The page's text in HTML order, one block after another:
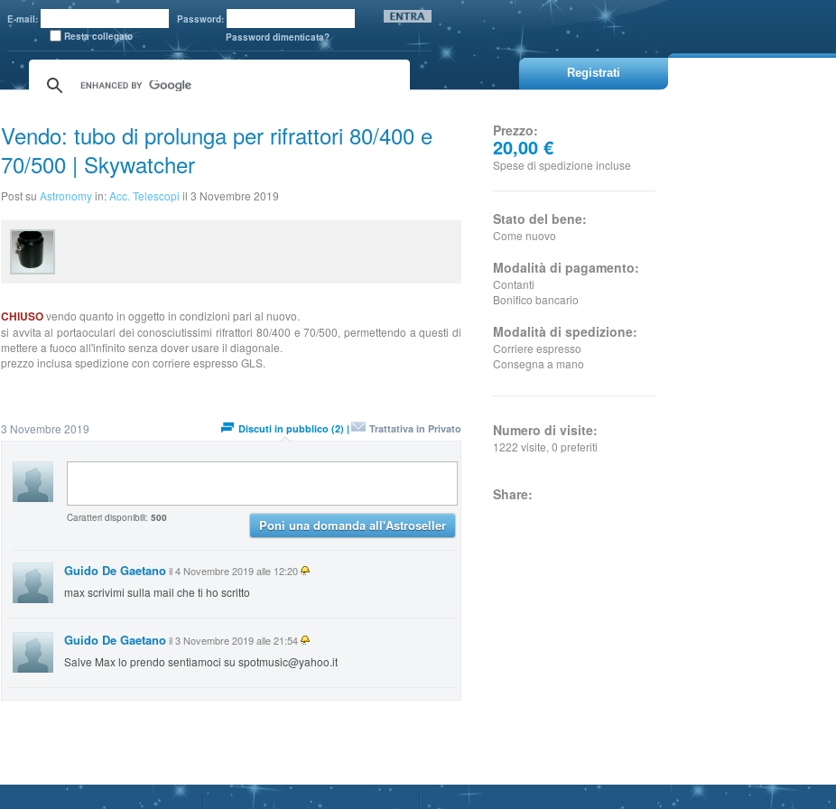
E-mail:
Password:
Resta collegato
Password dimenticata?
Registrati
Vendo: tubo di prolunga per rifrattori 80/400 e
70/500 | Skywatcher
Post su Astronomyin:Acc. Telescopi il 3 Novembre 2019
CHIUSOvendo quanto in oggetto in condizioni pari al nuovo.
si avvita al portaoculari dei conosciutissimi rifrattori 80/400 e 70/500, permettendo a questi di
mettere a fuoco all'infinito senza dover usare il diagonale.
prezzo inclusa spedizione con corriere espresso GLS.
3 Novembre 2019 Discuti in pubblico (2) | Trattativa in Privato
Caratteri disponibili: 500 Poni una domanda all'Astroseller
Guido De Gaetanoil 4 Novembre 2019 alle 12:20
max scrivimi sulla mail che ti ho scritto
Guido De Gaetanoil 3 Novembre 2019 alle 21:54
Salve Max lo prendo sentiamoci su spotmusic@yahoo.it
Prezzo:
20,00 €
Spese di spedizione incluse
Stato del bene:
Come nuovo
Modalità di pagamento:
Contanti
Bonifico bancario
Modalità di spedizione:
Corriere espresso
Consegna a mano
Numero di visite:
1222 visite, 0 preferiti
Share: